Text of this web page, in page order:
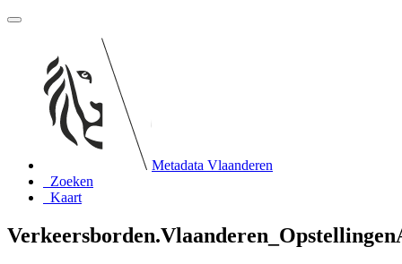
Metadata Vlaanderen
Zoeken
Kaart